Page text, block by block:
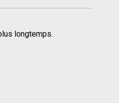
longtemps.